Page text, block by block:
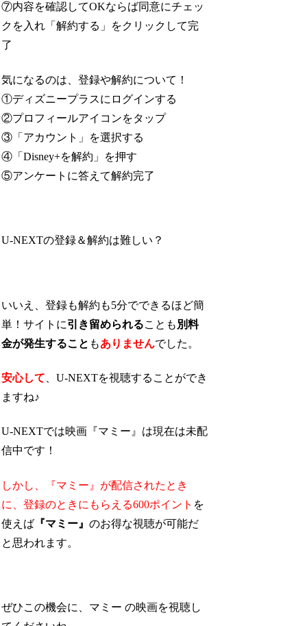
⑦内容を確認してOKならば同意にチェッ
クを入れ「解約する」をクリックして完
了
気になるのは、登録や解約について！
①ディズニープラスにログインする
②プロフィールアイコンをタップ
③「アカウント」を選択する
④「Disney+を解約」を押す
⑤アンケートに答えて解約完了
U-NEXTの登録＆解約は難しい？
いいえ、登録も解約も5分でできるほど簡
単！サイトに引き留められることも 別料
金が発生すること もありませんでした。
安心して 、U-NEXTを視聴することができ
ますね♪
U-NEXTでは映画『マミー』は現在は未配
信中です！
しかし、『マミー』が配信されたとき
に、登録のときにもらえる600ポイント を
使えば 『マミー』のお得な視聴が可能だ
と思われます。
ぜひこの機会に、マミー の映画を視聴し